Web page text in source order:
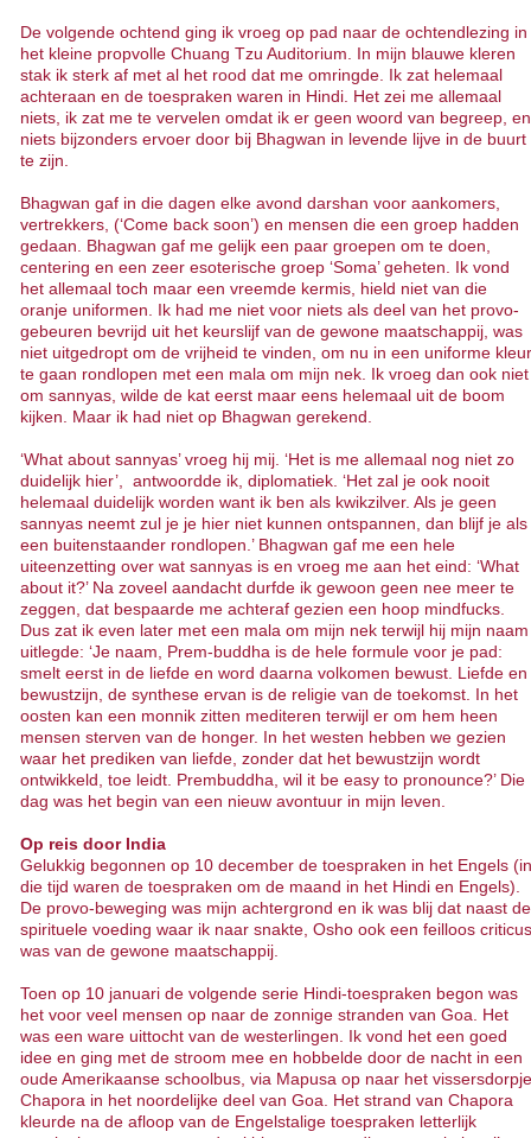
De volgende ochtend ging ik vroeg op pad naar de ochtendlezing in
het kleine propvolle Chuang Tzu Auditorium. In mijn blauwe kleren
stak ik sterk af met al het rood dat me omringde. Ik zat helemaal
achteraan en de toespraken waren in Hindi. Het zei me allemaal
niets, ik zat me te vervelen omdat ik er geen woord van begreep, en
niets bijzonders ervoer door bij Bhagwan in levende lijve in de buurt
te zijn.
Bhagwan gaf in die dagen elke avond darshan voor aankomers,
vertrekkers, (‘Come back soon’) en mensen die een groep hadden
gedaan. Bhagwan gaf me gelijk een paar groepen om te doen,
centering en een zeer esoterische groep ‘Soma’ geheten. Ik vond
het allemaal toch maar een vreemde kermis, hield niet van die
oranje uniformen. Ik had me niet voor niets als deel van het provo-
gebeuren bevrijd uit het keurslijf van de gewone maatschappij, was
niet uitgedropt om de vrijheid te vinden, om nu in een uniforme kleur
te gaan rondlopen met een mala om mijn nek. Ik vroeg dan ook niet
om sannyas, wilde de kat eerst maar eens helemaal uit de boom
kijken. Maar ik had niet op Bhagwan gerekend.
‘What about sannyas’ vroeg hij mij. ‘Het is me allemaal nog niet zo
duidelijk hier’, antwoordde ik, diplomatiek. ‘Het zal je ook nooit
helemaal duidelijk worden want ik ben als kwikzilver. Als je geen
sannyas neemt zul je je hier niet kunnen ontspannen, dan blijf je als
een buitenstaander rondlopen.’ Bhagwan gaf me een hele
uiteenzetting over wat sannyas is en vroeg me aan het eind: ‘What
about it?’ Na zoveel aandacht durfde ik gewoon geen nee meer te
zeggen, dat bespaarde me achteraf gezien een hoop mindfucks.
Dus zat ik even later met een mala om mijn nek terwijl hij mijn naam
uitlegde: ‘Je naam, Prem-buddha is de hele formule voor je pad:
smelt eerst in de liefde en word daarna volkomen bewust. Liefde en
bewustzijn, de synthese ervan is de religie van de toekomst. In het
oosten kan een monnik zitten mediteren terwijl er om hem heen
mensen sterven van de honger. In het westen hebben we gezien
waar het prediken van liefde, zonder dat het bewustzijn wordt
ontwikkeld, toe leidt. Prembuddha, wil it be easy to pronounce?’ Die
dag was het begin van een nieuw avontuur in mijn leven.
Op reis door India
Gelukkig begonnen op 10 december de toespraken in het Engels (in
die tijd waren de toespraken om de maand in het Hindi en Engels).
De provo-beweging was mijn achtergrond en ik was blij dat naast de
spirituele voeding waar ik naar snakte, Osho ook een feilloos criticus
was van de gewone maatschappij.
Toen op 10 januari de volgende serie Hindi-toespraken begon was
het voor veel mensen op naar de zonnige stranden van Goa. Het
was een ware uittocht van de westerlingen. Ik vond het een goed
idee en ging met de stroom mee en hobbelde door de nacht in een
oude Amerikaanse schoolbus, via Mapusa op naar het vissersdorpje
Chapora in het noordelijke deel van Goa. Het strand van Chapora
kleurde na de afloop van de Engelstalige toespraken letterlijk